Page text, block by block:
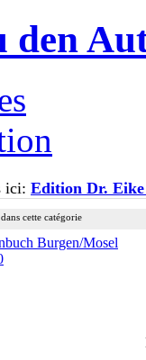
den
ici: Edition Dr. Eike
cette catégorie